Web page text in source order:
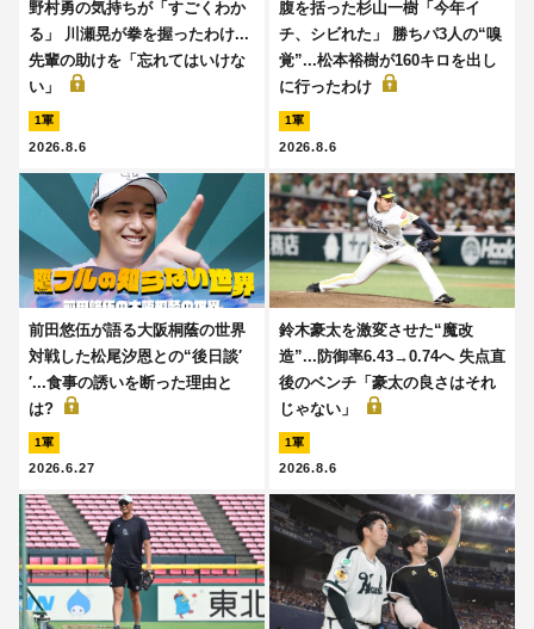
野村勇の気持ちが「すごくわか
る」 川瀬晃が拳を握ったわけ...
先輩の助けを「忘れてはいけな
い」
1軍
2026.8.6
腹を括った杉山一樹「今年イ
チ、シビれた」 勝ちパ3人の“嗅
覚”...松本裕樹が160キロを出し
に行ったわけ
1軍
2026.8.6
前田悠伍が語る大阪桐蔭の世界
対戦した松尾汐恩との“後日談′
′...食事の誘いを断った理由と
は?
1軍
2026.6.27
鈴木豪太を激変させた“魔改
造”...防御率6.43→0.74へ 失点直
後のベンチ「豪太の良さはそれ
じゃない」
1軍
2026.8.6